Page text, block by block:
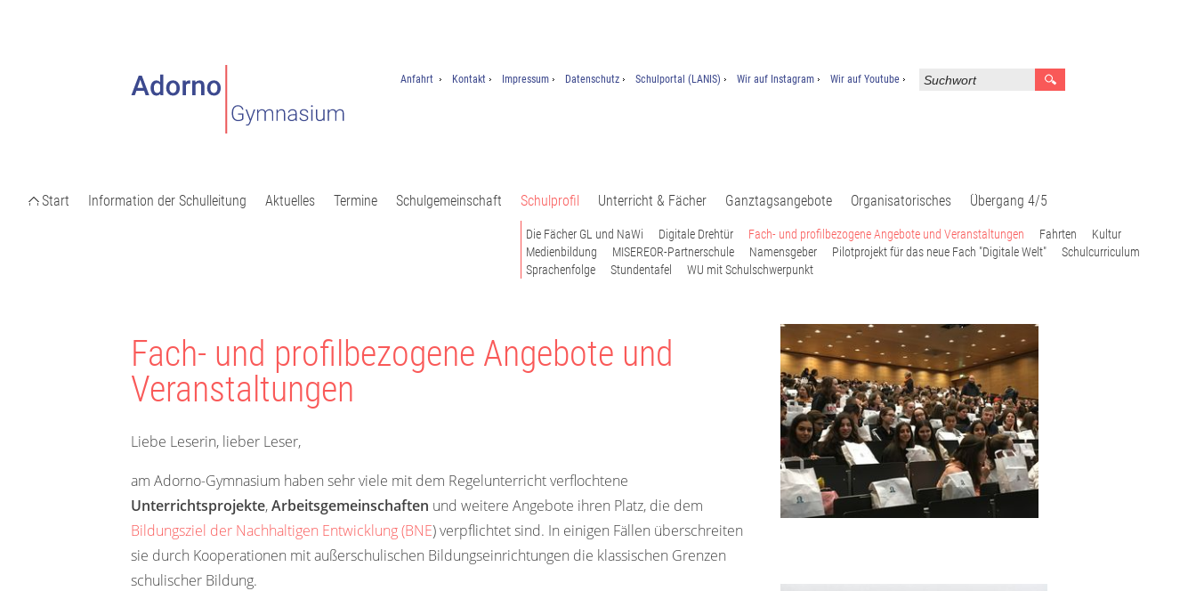
Anfahrt Kontakt Impressum Datenschutz Schulportal (LANIS) Wir auf Instagram Wir auf Youtube
Start Information der Schulleitung Aktuelles Termine Schulgemeinschaft Schulprofil
Die Fächer GL und NaWi Digitale Drehtür Fach- und profilbezogene Angebote und Veranstaltungen Fahrten
Kultur
Medienbildung
MISEREOR-Partnerschule Namensgeber Pilotprojekt für das neue Fach "Digitale Welt"
Schulcurriculum
Sprachenfolge
Stundentafel WU mit Schulschwerpunkt
Unterricht & Fächer Ganztagsangebote Organisatorisches Übergang 4/5
Fach- und profilbezogene Angebote und
Veranstaltungen
Liebe Leserin, lieber Leser,
am Adorno-Gymnasium haben sehr viele mit dem Regelunterricht verflochtene
Unterrichtsprojekte,Arbeitsgemeinschaften und weitere Angebote ihren Platz, die dem
Bildungsziel der Nachhaltigen Entwicklung (BNE) verpflichtet sind. In einigen Fällen überschreiten
sie durch Kooperationen mit außerschulischen Bildungseinrichtungen die klassischen Grenzen
schulischer Bildung.